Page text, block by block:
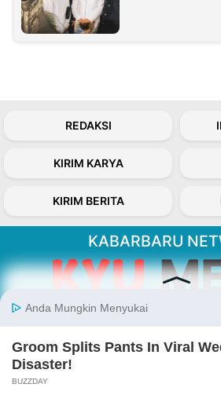
REDAKSI
KIRIM KARYA
KIRIM BERITA
KABARBARU